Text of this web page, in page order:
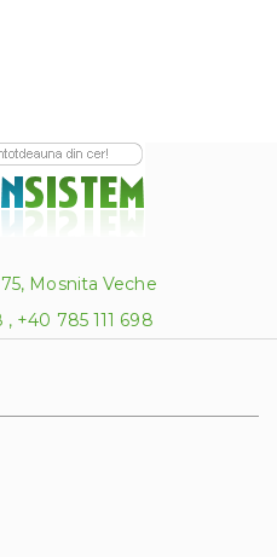
Mosnita Veche
+40 785 111 698